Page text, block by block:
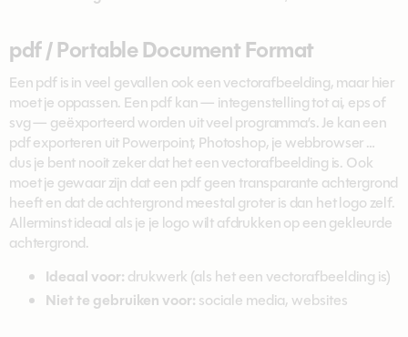
pdf / Portable Document Format
Een pdf is in veel gevallen ook een vectorafbeelding, maar hier
moet je oppassen. Een pdf kan — integenstelling tot ai, eps of
svg — geëxporteerd worden uit veel programma’s. Je kan een
pdf exporteren uit Powerpoint, Photoshop, je webbrowser …
dus je bent nooit zeker dat het een vectorafbeelding is. Ook
moet je gewaar zijn dat een pdf geen transparante achtergrond
heeft en dat de achtergrond meestal groter is dan het logo zelf.
Allerminst ideaal als je je logo wilt afdrukken op een gekleurde
achtergrond.
Ideaal voor: drukwerk (als het een vectorafbeelding is)
Niet te gebruiken voor: sociale media, websites